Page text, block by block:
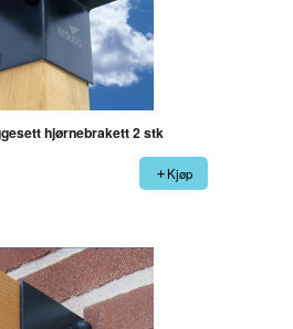
hjørnebrakett 2 stk
Kjøp